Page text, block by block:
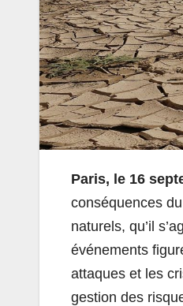
Paris, le 16
conséquences
naturels, qu’il
événements
attaques et les
gestion des